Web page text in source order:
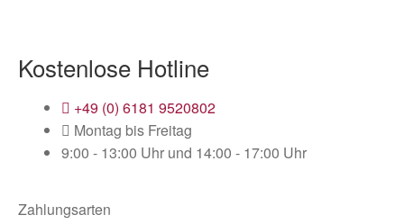
Kostenlose Hotline
+49 (0) 6181 9520802
Montag bis Freitag
9:00 - 13:00 Uhr und 14:00 - 17:00 Uhr
Zahlungsarten